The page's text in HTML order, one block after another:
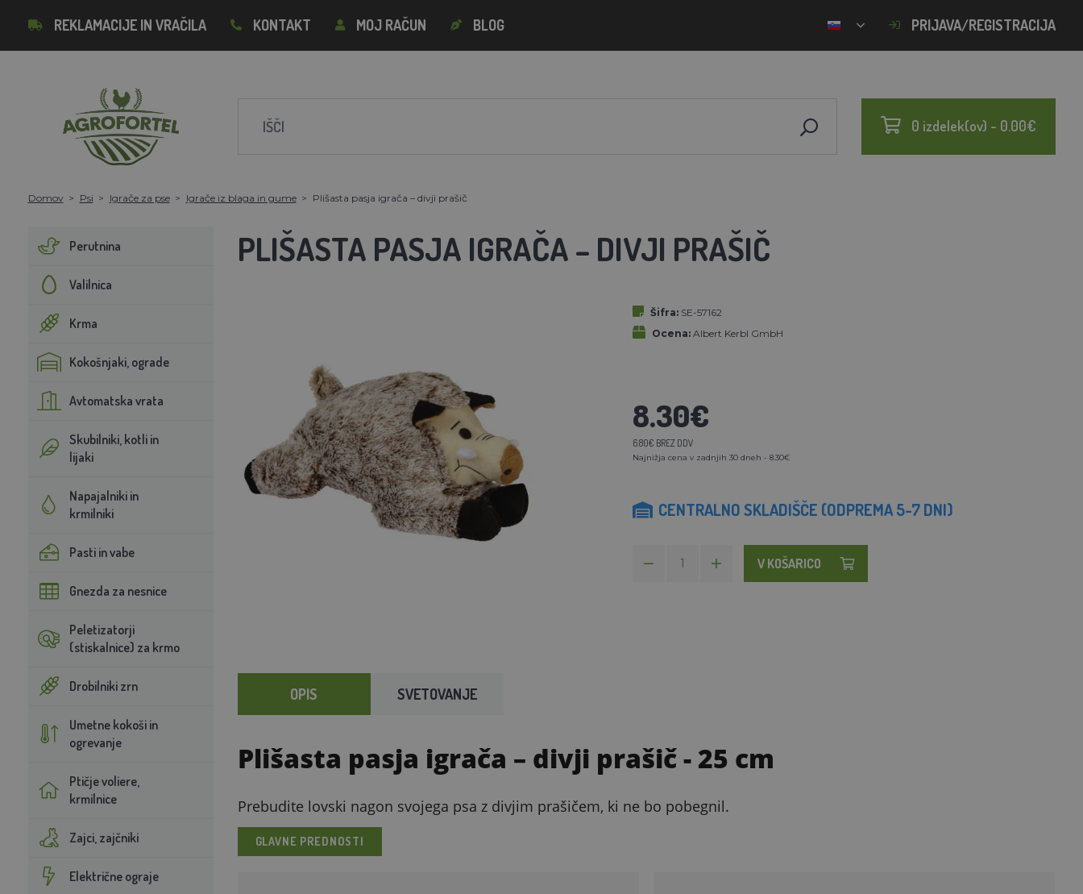
REKLAMACIJE IN VRAČILA KONTAKT MOJ RAČUN BLOG PRIJAVA/REGISTRACIJA
0 izdelek(ov) - 0.00€
Domov Psi Igrače za pse Igrače iz blaga in gume Plišasta pasja igrača – divji prašič
Perutnina
Valilnica
Krma
Kokošnjaki, ograde
Avtomatska vrata
Skubilniki, kotli in
lijaki
Napajalniki in
krmilniki
Pasti in vabe
Gnezda za nesnice
Peletizatorji
(stiskalnice) za krmo
Drobilniki zrn
Umetne kokoši in
ogrevanje
Ptičje voliere,
krmilnice
Zajci, zajčniki
Električne ograje
PLIŠASTA PASJA IGRAČA – DIVJI PRAŠIČ
Šifra: SE-57162
Ocena: Albert Kerbl GmbH
8.30€
6.80€ BREZ DDV
Najnižja cena v zadnjih 30 dneh - 8.30€
CENTRALNO SKLADIŠČE (ODPREMA 5-7 DNI)
V KOŠARICO
OPIS SVETOVANJE
Plišasta pasja igrača – divji prašič- 25 cm
Prebudite lovski nagon svojega psa z divjim prašičem, ki ne bo pobegnil.
GLAVNE PREDNOSTI